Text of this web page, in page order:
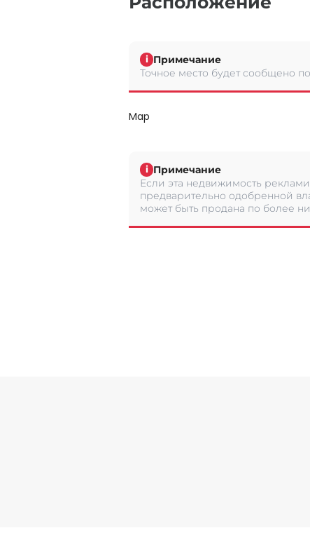
i Примечание
Точное место будет сообщено
Map
i Примечание
Если эта недвижимость
предварительно одобренной
может быть продана по более